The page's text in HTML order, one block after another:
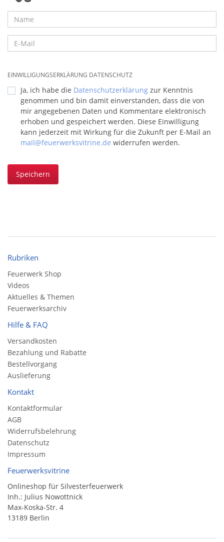
EINWILLIGUNGSERKLÄRUNG DATENSCHUTZ
Ja, ich habe die Datenschutzerklärung zur Kenntnis
genommen und bin damit einverstanden, dass die von
mir angegebenen Daten und Kommentare elektronisch
erhoben und gespeichert werden. Diese Einwilligung
kann jederzeit mit Wirkung für die Zukunft per E-Mail an
mail@feuerwerksvitrine.de widerrufen werden.
Speichern
Rubriken
Feuerwerk Shop
Videos
Aktuelles & Themen
Feuerwerksarchiv
Hilfe & FAQ
Versandkosten
Bezahlung und Rabatte
Bestellvorgang
Auslieferung
Kontakt
Kontaktformular
AGB
Widerrufsbelehrung
Datenschutz
Impressum
Feuerwerksvitrine
Onlineshop für Silvesterfeuerwerk
Inh.: Julius Nowottnick
Max-Koska-Str. 4
13189 Berlin